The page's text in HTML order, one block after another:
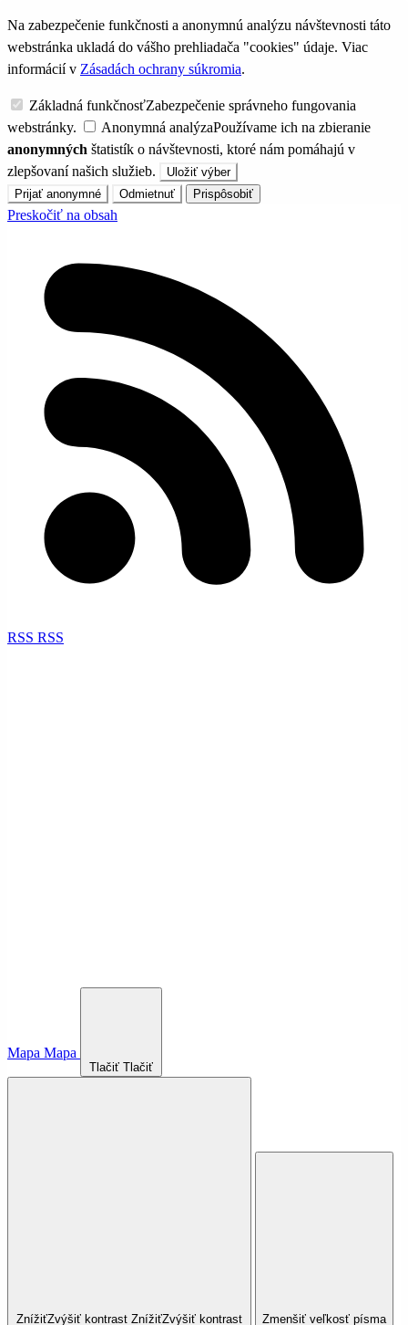
Na zabezpečenie funkčnosti a anonymnú analýzu návštevnosti táto
webstránka ukladá do vášho prehliadača "cookies" údaje. Viac
informácií v Zásadách ochrany súkromia.
Základná funkčnosťZabezpečenie správneho fungovania
webstránky.
Anonymná analýzaPoužívame ich na zbieranie
anonymných štatistík o návštevnosti, ktoré nám pomáhajú v
zlepšovaní našich služieb.
Uložiť výber
Prijať anonymné
Odmietnuť Prispôsobiť
Preskočiť na obsah
RSS RSS
Mapa Mapa
Tlačiť Tlačiť
ZnížiťZvýšiť kontrast ZnížiťZvýšiť kontrast Zmenšiť veľkosť písma